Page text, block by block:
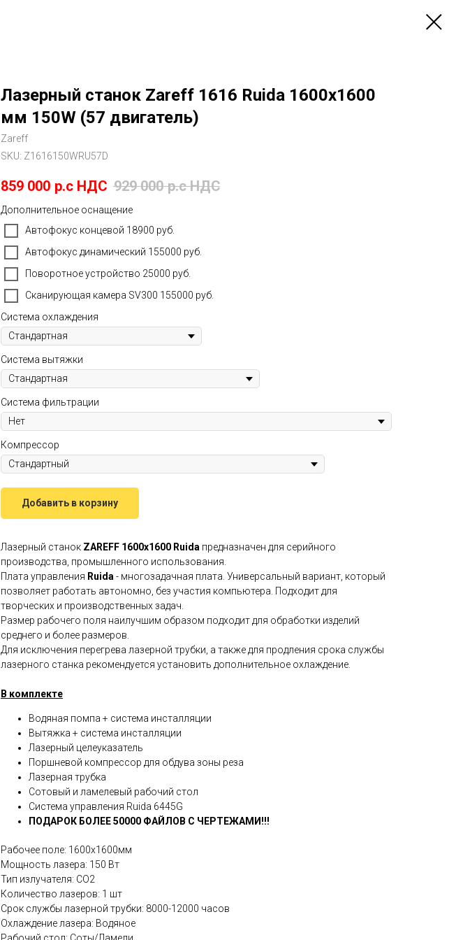
Лазерный станок Zareff 1616 Ruida 1600х1600
мм 150W (57 двигатель)
Zareff
SKU: Z1616150WRU57D
859 000 р.c НДС 929 000 р.c НДС
Дополнительное оснащение
Автофокус концевой 18900 руб.
Автофокус динамический 155000 руб.
Поворотное устройство 25000 руб.
Сканирующая камера SV300 155000 руб.
Система охлаждения
Система вытяжки
Система фильтрации
Компрессор
Добавить в корзину
Лазерный станок ZAREFF 1600х1600 Ruida предназначен для серийного
производства, промышленного использования.
Плата управления Ruida - многозадачная плата. Универсальный вариант, который
позволяет работать автономно, без участия компьютера. Подходит для
творческих и производственных задач.
Размер рабочего поля наилучшим образом подходит для обработки изделий
среднего и более размеров.
Для исключения перегрева лазерной трубки, а также для продления срока службы
лазерного станка рекомендуется установить дополнительное охлаждение.
В комплекте
Водяная помпа + система инсталляции
Вытяжка + система инсталляции
Лазерный целеуказатель
Поршневой компрессор для обдува зоны реза
Лазерная трубка
Сотовый и ламелевый рабочий стол
Система управления Ruida 6445G
ПОДАРОК БОЛЕЕ 50000 ФАЙЛОВ С ЧЕРТЕЖАМИ!!!
Рабочее поле: 1600х1600мм
Мощность лазера: 150 Вт
Тип излучателя: СО2
Количество лазеров: 1 шт
Срок службы лазерной трубки: 8000-12000 часов
Охлаждение лазера: Водяное
Рабочий стол: Соты/Ламели